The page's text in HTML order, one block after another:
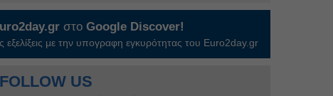
στοGoogle Discover!
εξελίξεις με την υπογραφη εγκυρότητας του Euro2day.gr
FOLLOW US